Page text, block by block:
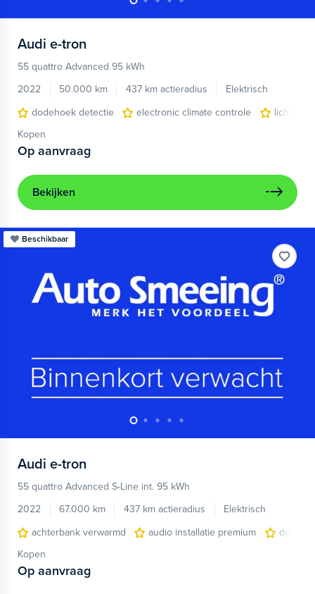
Audi e-tron
55 quattro Advanced 95 kWh
2022
50.000 km 437 km actieradius
Elektrisch
dodehoek detectie
electronic climate controle
Kopen
Op aanvraag
Bekijken
Beschikbaar
Audi e-tron
55 quattro Advanced S-Line int. 95 kWh
2022
67.000 km 437 km actieradius
Elektrisch
achterbank verwarmd
audio installatie premium
Kopen
Op aanvraag